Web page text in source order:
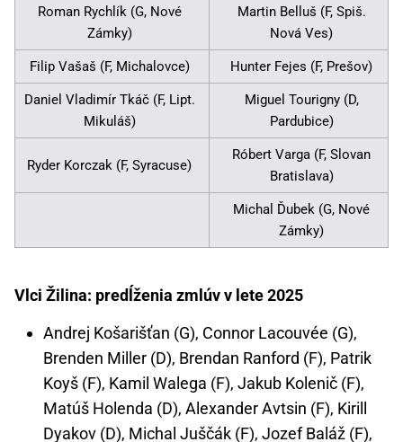
Roman Rychlík (G, Nové
Zámky)
Martin Belluš (F, Spiš.
Nová Ves)
Filip Vašaš (F, Michalovce) Hunter Fejes (F, Prešov)
Daniel Vladimír Tkáč (F, Lipt.
Mikuláš)
Miguel Tourigny (D,
Pardubice)
Ryder Korczak (F, Syracuse)
Róbert Varga (F, Slovan
Bratislava)
Michal Ďubek (G, Nové
Zámky)
Vlci Žilina: predĺženia zmlúv v lete 2025
Andrej Košarišťan (G), Connor Lacouvée (G),
Brenden Miller (D), Brendan Ranford (F), Patrik
Koyš (F), Kamil Walega (F), Jakub Kolenič (F),
Matúš Holenda (D), Alexander Avtsin (F), Kirill
Dyakov (D), Michal Juščák (F), Jozef Baláž (F),